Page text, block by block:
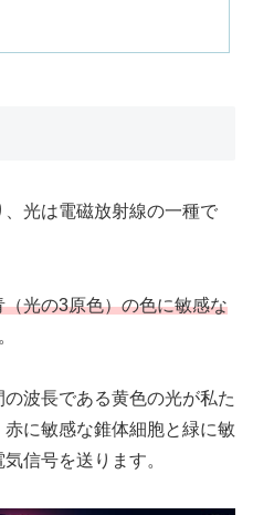
光は電磁放射線の一種で
（光の3原色）の色に敏感な
波長である黄色の光が私た
に敏感な錐体細胞と緑に敏
信号を送ります。